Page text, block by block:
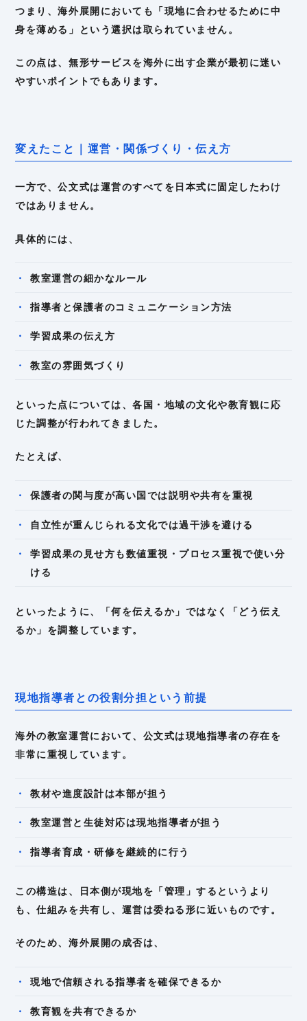
つまり、海外展開においても「現地に合わせるために中
身を薄める」という選択は取られていません。
この点は、無形サービスを海外に出す企業が最初に迷い
やすいポイントでもあります。
変えたこと｜運営・関係づくり・伝え方
一方で、公文式は運営のすべてを日本式に固定したわけ
ではありません。
具体的には、
教室運営の細かなルール
指導者と保護者のコミュニケーション方法
学習成果の伝え方
教室の雰囲気づくり
といった点については、各国・地域の文化や教育観に応
じた調整が行われてきました。
たとえば、
保護者の関与度が高い国では説明や共有を重視
自立性が重んじられる文化では過干渉を避ける
学習成果の見せ方も数値重視・プロセス重視で使い分
ける
といったように、「何を伝えるか」ではなく「どう伝え
るか」を調整しています。
現地指導者との役割分担という前提
海外の教室運営において、公文式は現地指導者の存在を
非常に重視しています。
教材や進度設計は本部が担う
教室運営と生徒対応は現地指導者が担う
指導者育成・研修を継続的に行う
この構造は、日本側が現地を「管理」するというより
も、仕組みを共有し、運営は委ねる形に近いものです。
そのため、海外展開の成否は、
現地で信頼される指導者を確保できるか
教育観を共有できるか